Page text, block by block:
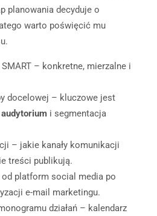
planowania decyduje o
warto poświęcić mu
– konkretne, mierzalne i
docelowej – kluczowe jest
audytorium i segmentacja
– jakie kanały komunikacji
treści publikują.
od platform social media po
e-mail marketingu.
działań – kalendarz